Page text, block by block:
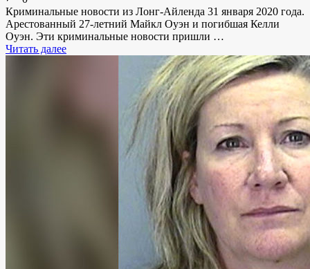
Криминальные новости из Лонг-Айленда 31 января 2020 года.
Арестованный 27-летний Майкл Оуэн и погибшая Келли
Оуэн. Эти криминальные новости пришли …
Читать далее